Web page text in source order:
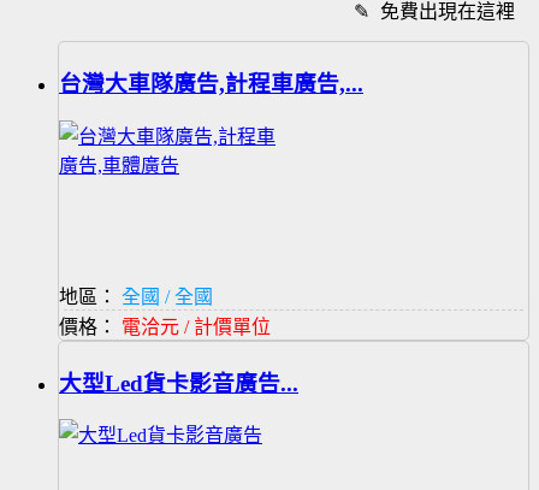
✎ 免費出現在這裡
台灣大車隊廣告,計程車廣告,...
地區：
全國 / 全國
價格： 電洽元 / 計價單位
大型Led貨卡影音廣告...